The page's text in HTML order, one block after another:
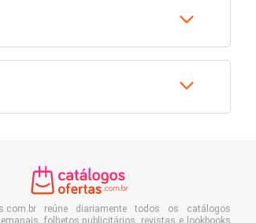
reúne diariamente todos os catálogos
folhetos publicitários, revistas e lookbooks